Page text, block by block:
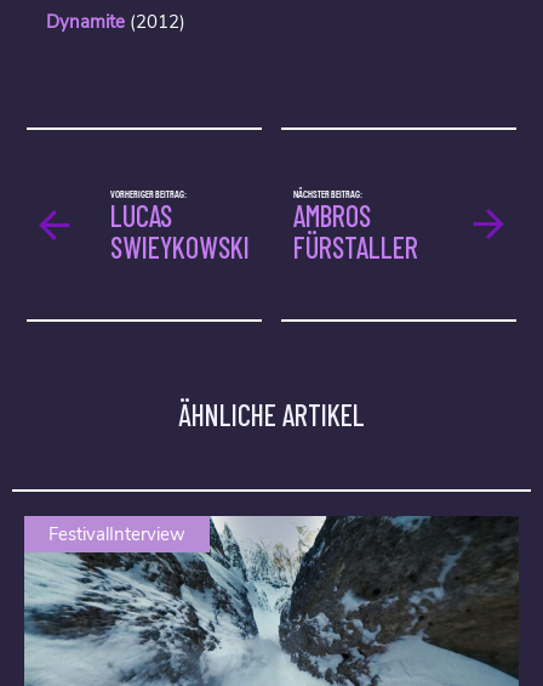
Dynamite (2012)
NÄCHSTER BEITRAG:
AMBROS
FÜRSTALLER
VORHERIGER BEITRAG:
LUCAS
SWIEYKOWSKI
ÄHNLICHE ARTIKEL
FestivalInterview